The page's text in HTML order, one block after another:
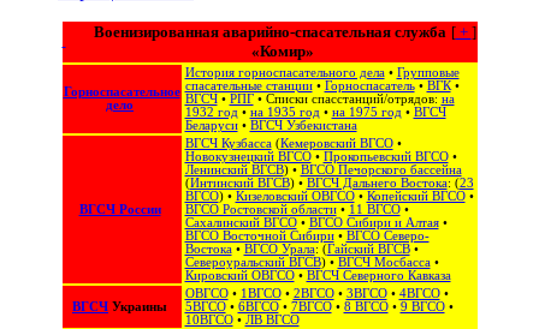
[+ ]
Военизированная аварийно-спасательная служба
«Комир»
Горноспасательное
дело
История горноспасательного дела• Групповые
спасательные станции• Горноспасатель• ВГК•
ВГСЧ• РПГ• Списки спасстанций/отрядов: на
1932 год • на 1935 год • на 1975 год • ВГСЧ
Беларуси• ВГСЧ Узбекистана
ВГСЧ России
ВГСЧ Кузбасса(Кемеровский ВГСО•
Новокузнецкий ВГСО• Прокопьевский ВГСО•
Ленинский ВГСВ) • ВГСО Печорского бассейна
(Интинский ВГСВ) • ВГСЧ Дальнего Востока: (23
ВГСО) • Кизеловский ОВГСО• Копейский ВГСО•
ВГСО Ростовской области• 11 ВГСО•
Сахалинский ВГСО‎ • ВГСО Сибири и Алтая‎ •
ВГСО Восточной Сибири• ВГСО Северо-
Востока‎‎ • ВГСО Урала: (Гайский ВГСВ•
Североуральский ВГСВ) • ВГСЧ Мосбасса•
Кировский ОВГСО• ВГСЧ Северного Кавказа
ВГСЧ Украины
ОВГСО• 1ВГСО• 2ВГСО• 3ВГСО• 4ВГСО•
5ВГСО• 6ВГСО• 7ВГСО• 8 ВГСО• 9 ВГСО•
10ВГСО• ЛВ ВГСО